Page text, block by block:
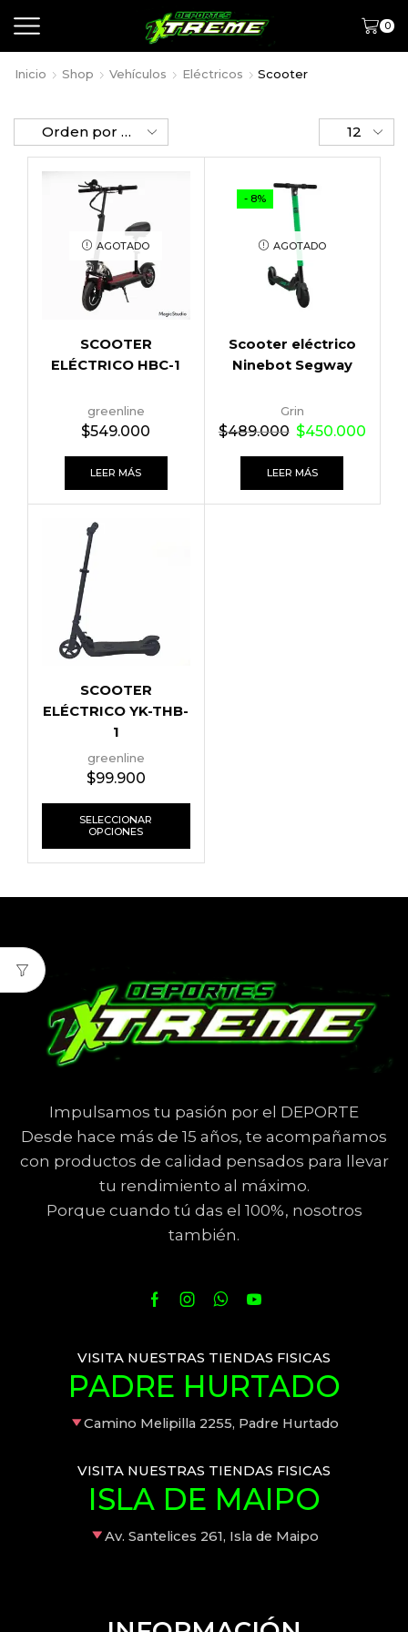
0
Inicio Shop Vehículos Eléctricos Scooter
AGOTADO
SCOOTER
ELÉCTRICO HBC-1
greenline
$549.000
LEER MÁS
- 8%
AGOTADO
Scooter eléctrico
Ninebot Segway
Grin
$489.000 $450.000
LEER MÁS
SCOOTER
ELÉCTRICO YK-THB-
1
greenline
$99.900
SELECCIONAR
OPCIONES
Impulsamos tu pasión por el DEPORTE
Desde hace más de 15 años, te acompañamos
con productos de calidad pensados para llevar
tu rendimiento al máximo.
Porque cuando tú das el 100%, nosotros
también.
VISITA NUESTRAS TIENDAS FISICAS
PADRE HURTADO
Camino Melipilla 2255, Padre Hurtado
VISITA NUESTRAS TIENDAS FISICAS
ISLA DE MAIPO
Av. Santelices 261, Isla de Maipo